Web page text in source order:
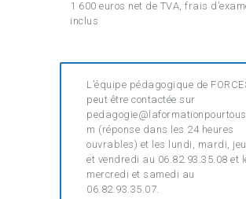
1 600 euros net de TVA, frais
inclus
L’équipe pédagogique de
peut être contactée sur
m (réponse dans les 24 heures
ouvrables) et les lundi, mardi,
et vendredi au 06.82.93.35.08 et
mercredi et samedi au
06.82.93.35.07.